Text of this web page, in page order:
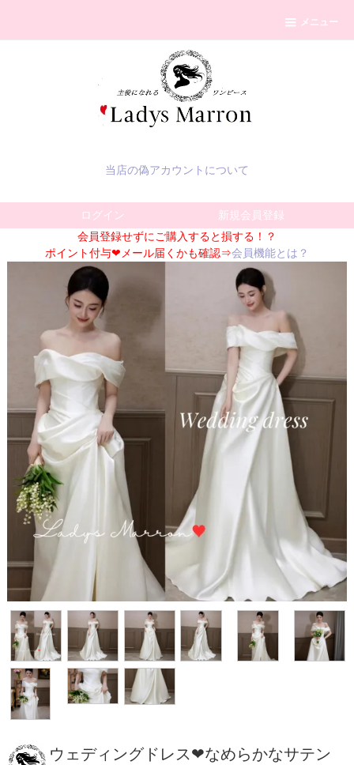
メニュー
当店の偽アカウントについて
ログイン
新規会員登録
会員登録せずにご購入すると損する！？
ポイント付与❤メール届くかも確認⇒会員機能とは？
ウェディングドレス❤なめらかなサテン